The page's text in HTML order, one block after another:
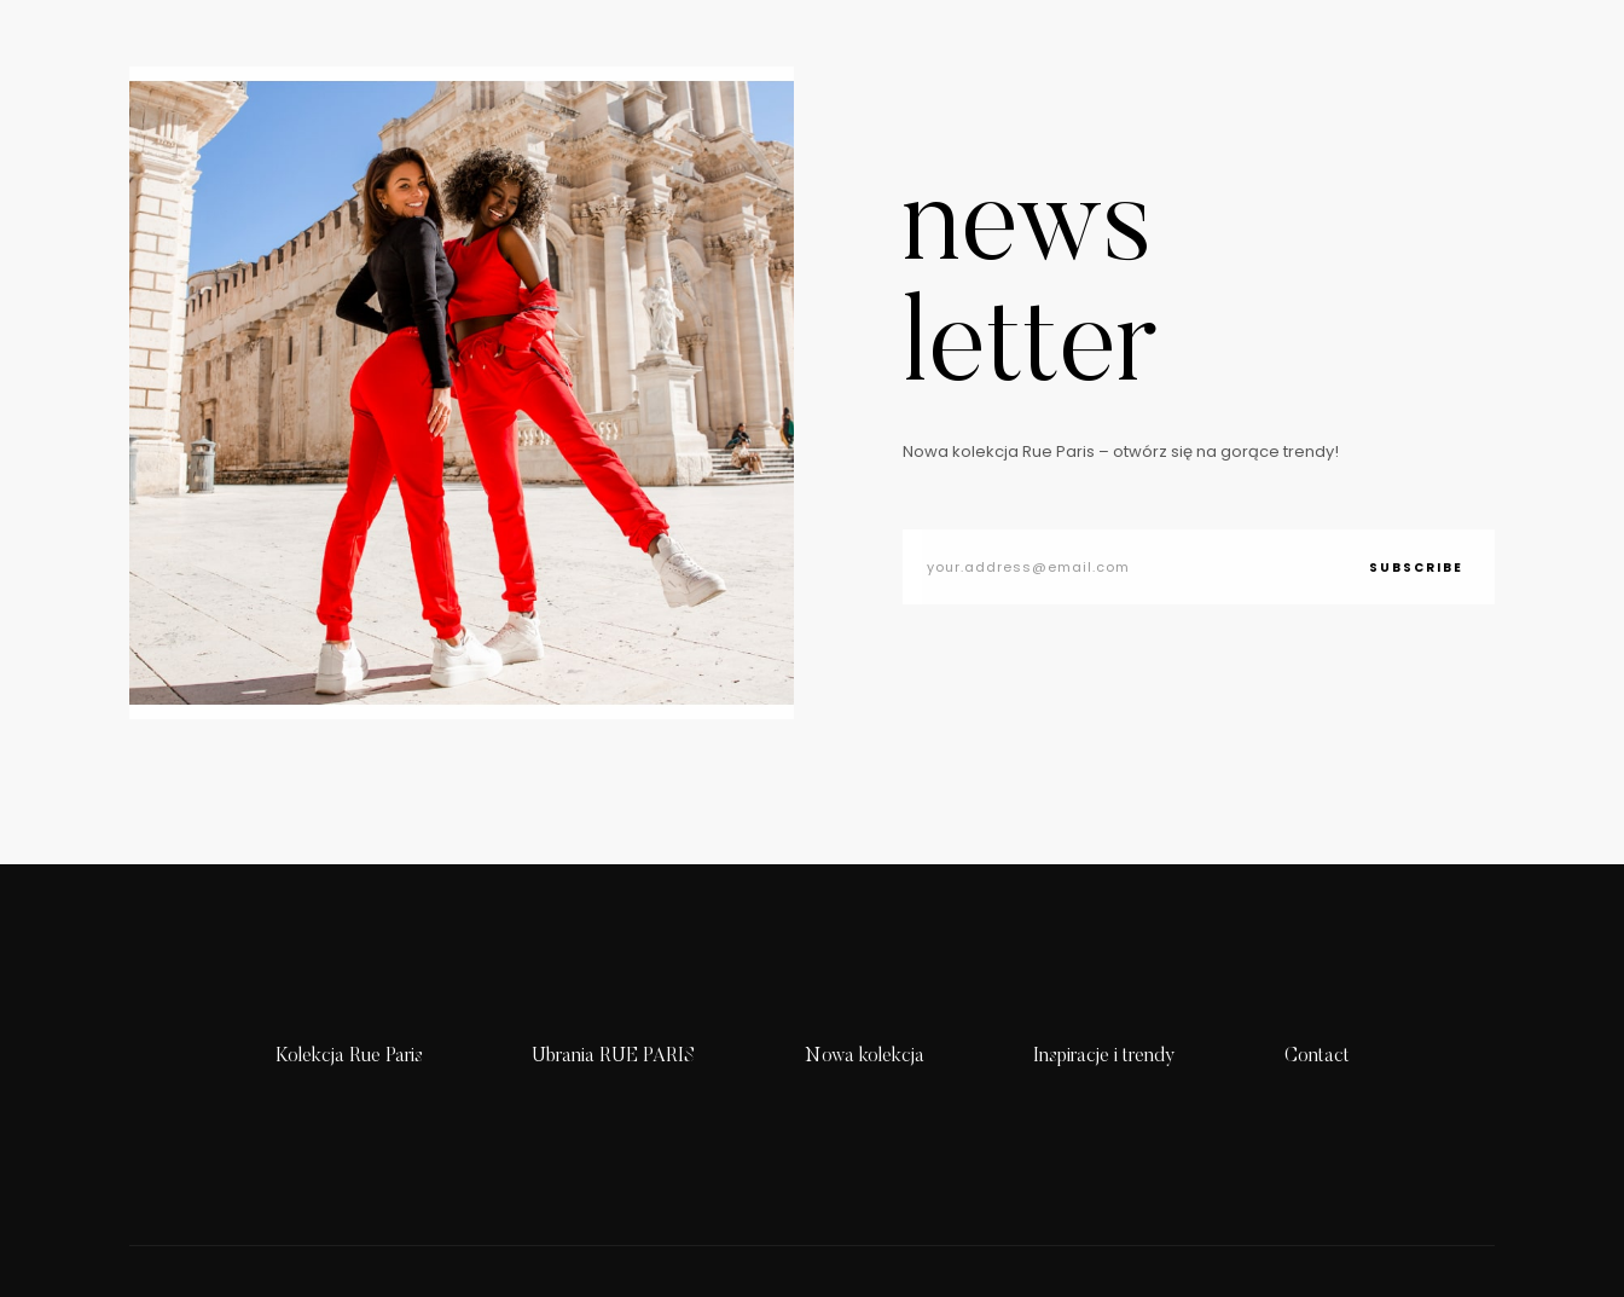
news
letter
Nowa kolekcja Rue Paris – otwórz się na gorące trendy!
SUBSCRIBE
Kolekcja Rue Paris Ubrania RUE PARIS Nowa kolekcja Inspiracje i trendy Contact